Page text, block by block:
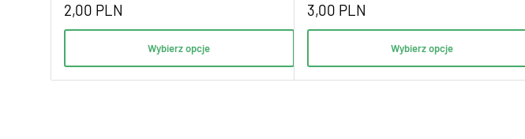
2,00 PLN
Wybierz opcje
3,00 PLN
Wybierz opcje